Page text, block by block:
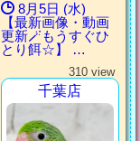
8月5日 (水)
【最新画像・動画
更新🪄もうすぐひ
とり餌‪☆】 …
310 view
千葉店